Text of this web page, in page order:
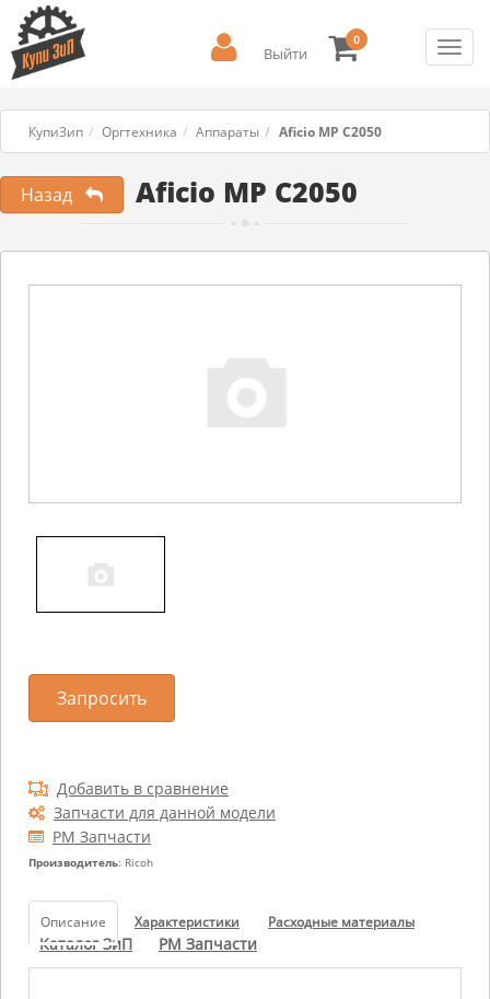
Выйти
0
КупиЗип Оргтехника Аппараты Aficio MP C2050
Aficio MP C2050
Назад
Добавить в сравнение
Запчасти для данной модели
РМ Запчасти
Производитель: Ricoh
Запросить
Описание Характеристики Расходные материалы
Каталог ЗиП РМ Запчасти